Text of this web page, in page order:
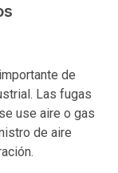
de
Las fugas
use aire o gas
de aire